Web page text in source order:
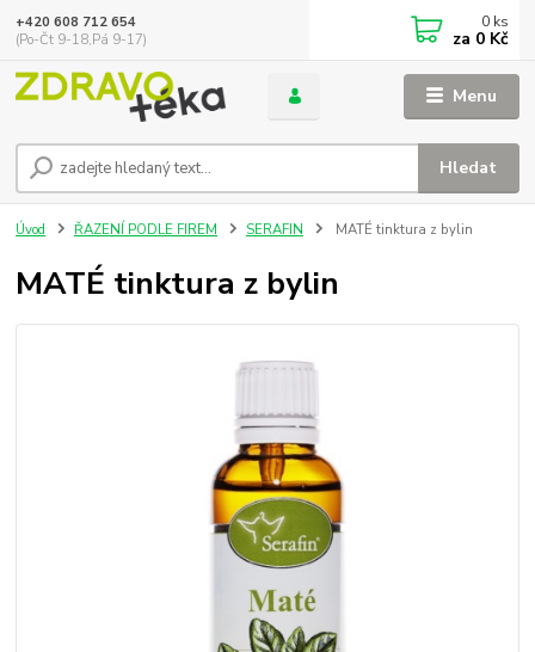
Menu
Hledat
+420 608 712 654
(Po-Čt 9-18,Pá 9-17)
0 ks
za 0 Kč
Úvod ŘAZENÍ PODLE FIREM SERAFIN MATÉ tinktura z bylin
MATÉ tinktura z bylin